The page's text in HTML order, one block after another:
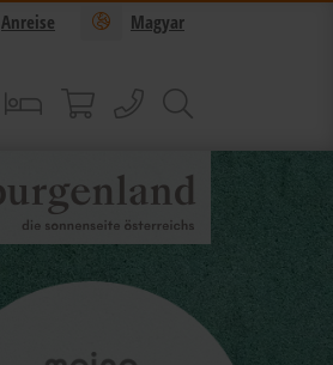
Magyar
Anreise
BuchenSonnentherme Shop
anrufen